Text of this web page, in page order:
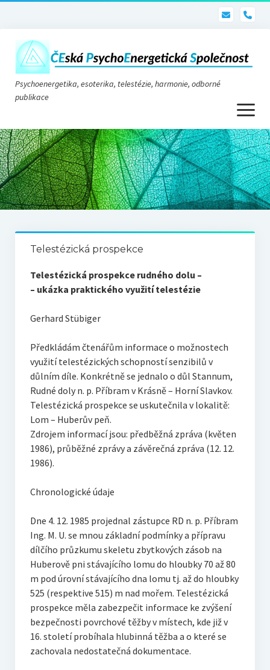
Psychoenergetika, esoterika, telestézie, harmonie, odborné
publikace
otevřít
menu
Psychoenergetika
O nás
O společnosti
Telestézie
O vodě ze studní
Telestézická prospekce
Kontakty
Kniha návštěv
Mapa – sídlo ČEPES
Seznam praktiků
Telestézická prospekce
Telestézická prospekce rudného dolu –
– ukázka praktického využití telestézie
Gerhard Stübiger
Předkládám čtenářům informace o možnostech
využití telestézických schopností senzibilů v
důlním díle. Konkrétně se jednalo o důl Stannum,
Rudné doly n. p. Příbram v Krásně – Horní Slavkov.
Telestézická prospekce se uskutečnila v lokalitě:
Lom – Huberův peň.
Zdrojem informací jsou: předběžná zpráva (květen
1986), průběžné zprávy a závěrečná zpráva (12. 12.
1986).
Chronologické údaje
Dne 4. 12. 1985 projednal zástupce RD n. p. Příbram
Ing. M. U. se mnou základní podmínky a přípravu
dílčího průzkumu skeletu zbytkových zásob na
Huberově pni stávajícího lomu do hloubky 70 až 80
m pod úrovní stávajícího dna lomu tj. až do hloubky
525 (respektive 515) m nad mořem. Telestézická
prospekce měla zabezpečit informace ke zvýšení
bezpečnosti povrchové těžby v místech, kde již v
16. století probíhala hlubinná těžba a o které se
zachovala nedostatečná dokumentace.